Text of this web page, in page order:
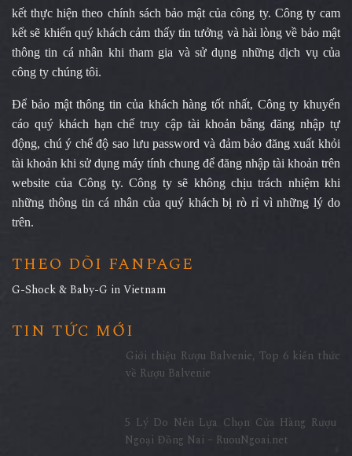
kết thực hiện theo chính sách bảo mật của công ty. Công ty cam
kết sẽ khiến quý khách cảm thấy tin tưởng và hài lòng về bảo mật
thông tin cá nhân khi tham gia và sử dụng những dịch vụ của
công ty chúng tôi.
Để bảo mật thông tin của khách hàng tốt nhất, Công ty khuyến
cáo quý khách hạn chế truy cập tài khoản bằng đăng nhập tự
động, chú ý chế độ sao lưu password và đảm bảo đăng xuất khỏi
tài khoản khi sử dụng máy tính chung để đăng nhập tài khoản trên
website của Công ty. Công ty sẽ không chịu trách nhiệm khi
những thông tin cá nhân của quý khách bị rò rỉ vì những lý do
trên.
THEO DÕI FANPAGE
G-Shock & Baby-G in Vietnam
TIN TỨC MỚI
Giới thiệu Rượu Balvenie, Top 6 kiến thức
về Rượu Balvenie
Ngoại Đồng Nai – RuouNgoai.net